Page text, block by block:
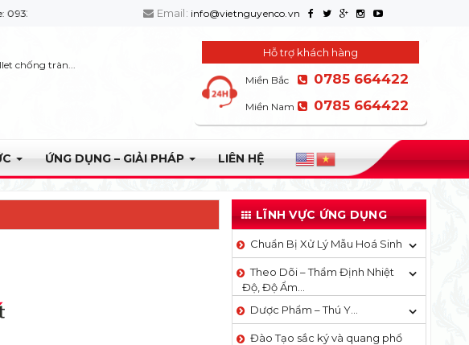
Email: info@vietnguyenco.vn
chống tràn...
Hỗ trợ khách hàng
Miền Bắc 0785 664422
Miền Nam 0785 664422
ỨNG DỤNG – GIẢI PHÁP LIÊN HỆ
LĨNH VỰC ỨNG DỤNG
Chuẩn Bị Xử Lý Mẫu Hoá Sinh
Theo Dõi – Thẩm Định Nhiệt
Độ, Độ Ẩm…
Dược Phẩm – Thú Y…
Đào Tạo sắc ký và quang phổ